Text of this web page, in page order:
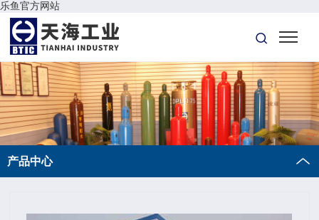
乐鱼官方网站
产品中心